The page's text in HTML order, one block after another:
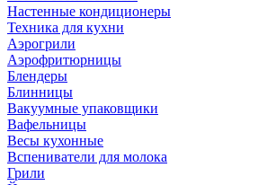
Настенные кондиционеры
Техника для кухни
Аэрогрили
Аэрофритюрницы
Блендеры
Блинницы
Вакуумные упаковщики
Вафельницы
Весы кухонные
Вспениватели для молока
Грили